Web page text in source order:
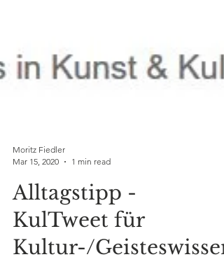
Moritz Fiedler
Mar 15, 2020
1 min read
Alltagstipp -
KulTweet für